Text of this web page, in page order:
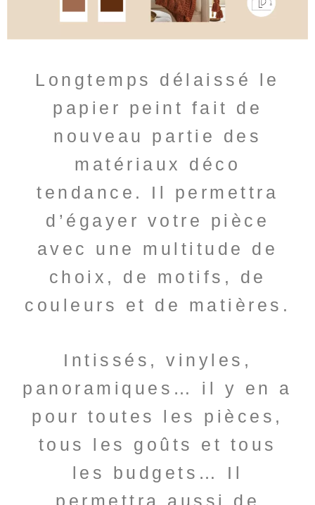
Longtemps délaissé le
papier peint fait de
nouveau partie des
matériaux déco
tendance. Il permettra
d’égayer votre pièce
avec une multitude de
choix, de motifs, de
couleurs et de matières.
Intissés, vinyles,
panoramiques… il y en a
pour toutes les pièces,
tous les goûts et tous
les budgets… Il
permettra aussi de